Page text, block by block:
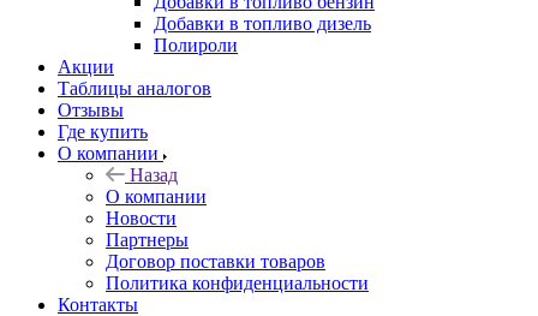
Добавки в топливо дизель
Полироли
Акции
Таблицы аналогов
Отзывы
Где купить
О компании
Назад
О компании
Новости
Партнеры
Договор поставки товаров
Политика конфиденциальности
Контакты